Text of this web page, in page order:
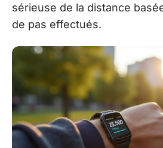
sérieuse de la distance
de pas effectués.